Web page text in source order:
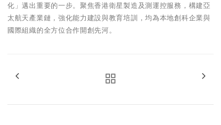
化」邁出重要的一步。聚焦香港衛星製造及測運控服務，構建亞
太航天產業鏈，強化能力建設與教育培訓，均為本地創科企業與
國際組織的全方位合作開創先河。